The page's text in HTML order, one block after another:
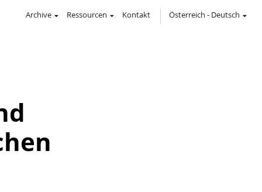
Archive Ressourcen Kontakt Österreich - Deutsch